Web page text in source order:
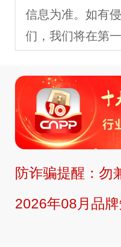
信息为准。如有
们，我们将在第
平
标、LOGO 等）
复制、转载、商
不代理、不招商
持投资购买的观
提交说明： 快速
防诈骗提醒：勿
2026年08月品